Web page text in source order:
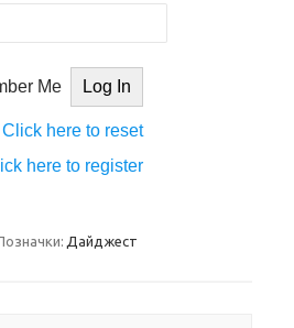
Me
Click here to reset
here to register
Дайджест